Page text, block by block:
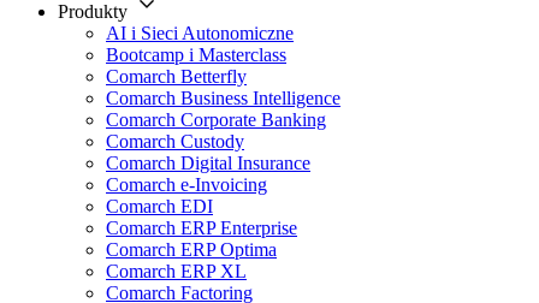
Produkty
AI i Sieci Autonomiczne
Bootcamp i Masterclass
Comarch Betterfly
Comarch Business Intelligence
Comarch Corporate Banking
Comarch Custody
Comarch Digital Insurance
Comarch e-Invoicing
Comarch EDI
Comarch ERP Enterprise
Comarch ERP Optima
Comarch ERP XL
Comarch Factoring